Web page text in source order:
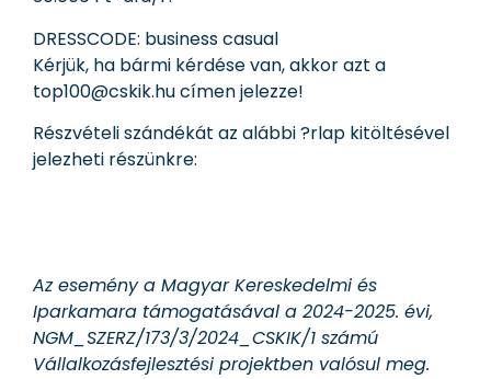
DRESSCODE: business casual
Kérjük, ha bármi kérdése van, akkor azt a
top100@cskik.hu címen jelezze!
Részvételi szándékát az alábbi ?rlap kitöltésével
jelezheti részünkre:
Az esemény a Magyar Kereskedelmi és
Iparkamara támogatásával a 2024-2025. évi,
NGM_SZERZ/173/3/2024_CSKIK/1 számú
Vállalkozásfejlesztési projektben valósul meg.